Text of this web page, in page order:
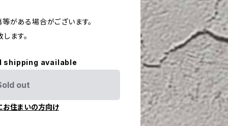
がある場合がございます。
ます。
shipping available
out
お住まいの方向け